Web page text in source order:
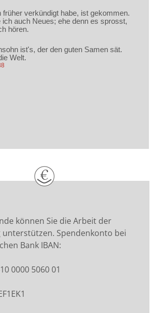
können Sie die Arbeit der
Spendenkonto bei
Bank IBAN:
0000 5060 01